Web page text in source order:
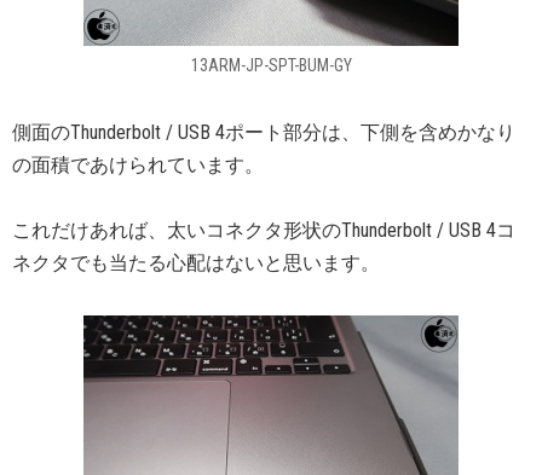
13ARM-JP-SPT-BUM-GY
側面のThunderbolt / USB 4ポート部分は、下側を含めかなり
の面積であけられています。
これだけあれば、太いコネクタ形状のThunderbolt / USB 4コ
ネクタでも当たる心配はないと思います。